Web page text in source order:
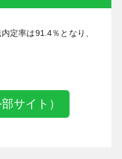
定率は91.4％となり、
サイト）